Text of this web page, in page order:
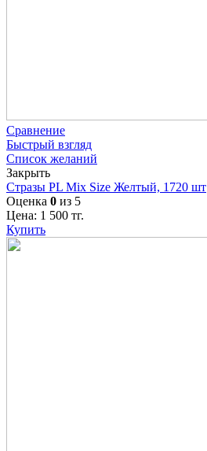
Сравнение
Быстрый взгляд
Список желаний
Закрыть
Стразы PL Mix Size Желтый, 1720 шт
Оценка 0 из 5
Цена: 1 500 тг.
Купить